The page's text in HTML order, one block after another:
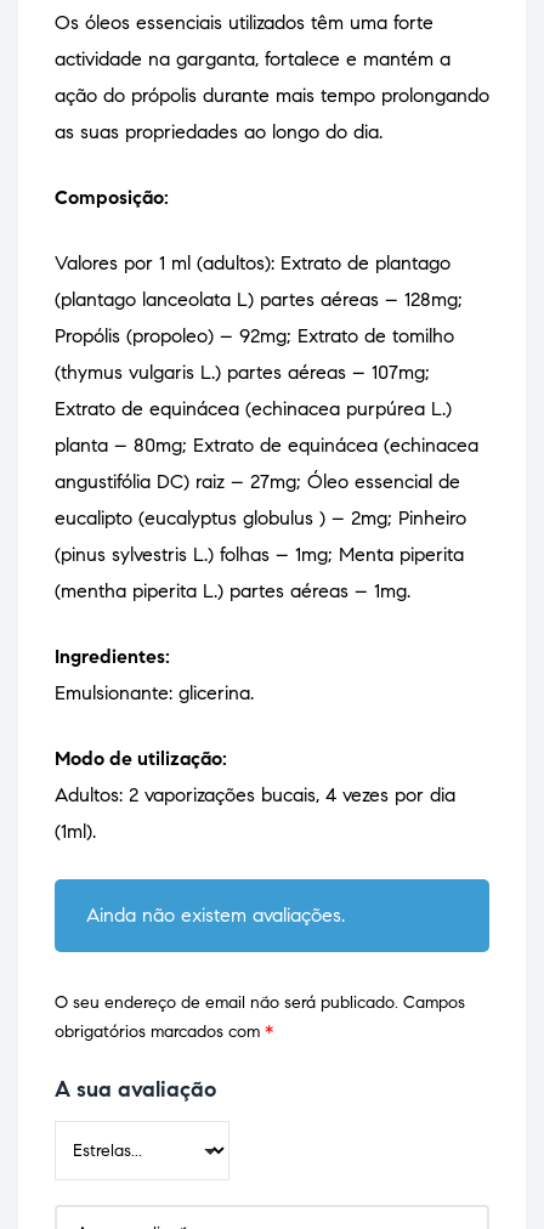
Os óleos essenciais utilizados têm uma forte
actividade na garganta, fortalece e mantém a
ação do própolis durante mais tempo prolongando
as suas propriedades ao longo do dia.
Composição:
Valores por 1 ml (adultos): Extrato de plantago
(plantago lanceolata L) partes aéreas – 128mg;
Propólis (propoleo) – 92mg; Extrato de tomilho
(thymus vulgaris L.) partes aéreas – 107mg;
Extrato de equinácea (echinacea purpúrea L.)
planta – 80mg; Extrato de equinácea (echinacea
angustifólia DC) raiz – 27mg; Óleo essencial de
eucalipto (eucalyptus globulus ) – 2mg; Pinheiro
(pinus sylvestris L.) folhas – 1mg; Menta piperita
(mentha piperita L.) partes aéreas – 1mg.
Ingredientes:
Emulsionante: glicerina.
Modo de utilização:
Adultos: 2 vaporizações bucais, 4 vezes por dia
(1ml).
Ainda não existem avaliações.
O seu endereço de email não será publicado. Campos
obrigatórios marcados com *
A sua avaliação